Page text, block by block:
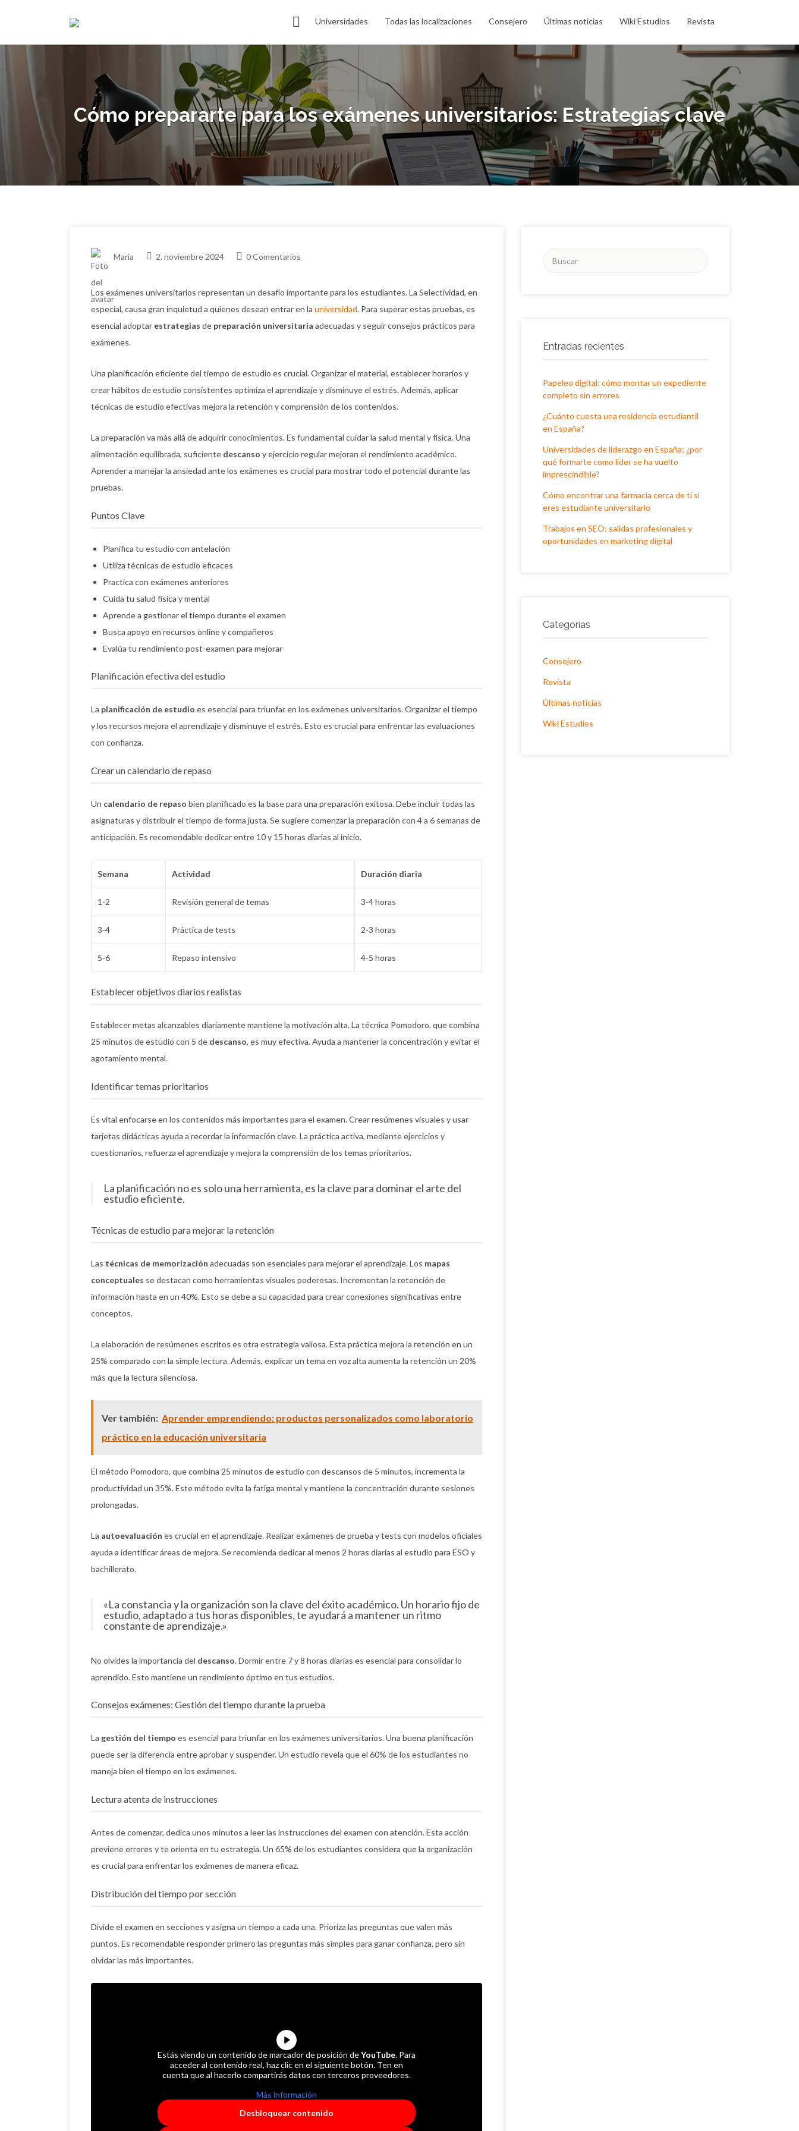
Universidades Todas las localizaciones Consejero Últimas noticias Wiki Estudios Revista
por:
Cómo prepararte para los exámenes universitarios: Estrategias clave
Maria 2. noviembre 2024 0 Comentarios
Los exámenes universitarios representan un desafío importante para los estudiantes. La Selectividad, en
especial, causa gran inquietud a quienes desean entrar en la universidad. Para superar estas pruebas, es
esencial adoptar estrategias de preparación universitaria adecuadas y seguir consejos prácticos para
exámenes.
Una planificación eficiente del tiempo de estudio es crucial. Organizar el material, establecer horarios y
crear hábitos de estudio consistentes optimiza el aprendizaje y disminuye el estrés. Además, aplicar
técnicas de estudio efectivas mejora la retención y comprensión de los contenidos.
La preparación va más allá de adquirir conocimientos. Es fundamental cuidar la salud mental y física. Una
alimentación equilibrada, suficiente descanso y ejercicio regular mejoran el rendimiento académico.
Aprender a manejar la ansiedad ante los exámenes es crucial para mostrar todo el potencial durante las
pruebas.
Puntos Clave
Planifica tu estudio con antelación
Utiliza técnicas de estudio eficaces
Practica con exámenes anteriores
Cuida tu salud física y mental
Aprende a gestionar el tiempo durante el examen
Busca apoyo en recursos online y compañeros
Evalúa tu rendimiento post-examen para mejorar
Planificación efectiva del estudio
La planificación de estudio es esencial para triunfar en los exámenes universitarios. Organizar el tiempo
y los recursos mejora el aprendizaje y disminuye el estrés. Esto es crucial para enfrentar las evaluaciones
con confianza.
Crear un calendario de repaso
Un calendario de repaso bien planificado es la base para una preparación exitosa. Debe incluir todas las
asignaturas y distribuir el tiempo de forma justa. Se sugiere comenzar la preparación con 4 a 6 semanas de
anticipación. Es recomendable dedicar entre 10 y 15 horas diarias al inicio.
Semana Actividad Duración diaria
1-2 Revisión general de temas 3-4 horas
3-4 Práctica de tests 2-3 horas
5-6 Repaso intensivo 4-5 horas
Establecer objetivos diarios realistas
Establecer metas alcanzables diariamente mantiene la motivación alta. La técnica Pomodoro, que combina
25 minutos de estudio con 5 de descanso, es muy efectiva. Ayuda a mantener la concentración y evitar el
agotamiento mental.
Identificar temas prioritarios
Es vital enfocarse en los contenidos más importantes para el examen. Crear resúmenes visuales y usar
tarjetas didácticas ayuda a recordar la información clave. La práctica activa, mediante ejercicios y
cuestionarios, refuerza el aprendizaje y mejora la comprensión de los temas prioritarios.
La planificación no es solo una herramienta, es la clave para dominar el arte del
estudio eficiente.
Técnicas de estudio para mejorar la retención
Las técnicas de memorización adecuadas son esenciales para mejorar el aprendizaje. Los mapas
conceptuales se destacan como herramientas visuales poderosas. Incrementan la retención de
información hasta en un 40%. Esto se debe a su capacidad para crear conexiones significativas entre
conceptos.
La elaboración de resúmenes escritos es otra estrategia valiosa. Esta práctica mejora la retención en un
25% comparado con la simple lectura. Además, explicar un tema en voz alta aumenta la retención un 20%
más que la lectura silenciosa.
Ver también: Aprender emprendiendo: productos personalizados como laboratorio
práctico en la educación universitaria
El método Pomodoro, que combina 25 minutos de estudio con descansos de 5 minutos, incrementa la
productividad un 35%. Este método evita la fatiga mental y mantiene la concentración durante sesiones
prolongadas.
La autoevaluación es crucial en el aprendizaje. Realizar exámenes de prueba y tests con modelos oficiales
ayuda a identificar áreas de mejora. Se recomienda dedicar al menos 2 horas diarias al estudio para ESO y
bachillerato.
«La constancia y la organización son la clave del éxito académico. Un horario fijo de
estudio, adaptado a tus horas disponibles, te ayudará a mantener un ritmo
constante de aprendizaje.»
No olvides la importancia del descanso. Dormir entre 7 y 8 horas diarias es esencial para consolidar lo
aprendido. Esto mantiene un rendimiento óptimo en tus estudios.
Consejos exámenes: Gestión del tiempo durante la prueba
La gestión del tiempo es esencial para triunfar en los exámenes universitarios. Una buena planificación
puede ser la diferencia entre aprobar y suspender. Un estudio revela que el 60% de los estudiantes no
maneja bien el tiempo en los exámenes.
Lectura atenta de instrucciones
Antes de comenzar, dedica unos minutos a leer las instrucciones del examen con atención. Esta acción
previene errores y te orienta en tu estrategia. Un 65% de los estudiantes considera que la organización
es crucial para enfrentar los exámenes de manera eficaz.
Distribución del tiempo por sección
Divide el examen en secciones y asigna un tiempo a cada una. Prioriza las preguntas que valen más
puntos. Es recomendable responder primero las preguntas más simples para ganar confianza, pero sin
olvidar las más importantes.
Estás viendo un contenido de marcador de posición deYouTube. Para
acceder al contenido real, haz clic en el siguiente botón. Ten en
cuenta que al hacerlo compartirás datos con terceros proveedores.
Más información
Desbloquear contenido
Buscar
Entradas recientes
Papeleo digital: cómo montar un expediente
completo sin errores
¿Cuánto cuesta una residencia estudiantil
en España?
Universidades de liderazgo en España: ¿por
qué formarte como líder se ha vuelto
imprescindible?
Cómo encontrar una farmacia cerca de ti si
eres estudiante universitario
Trabajos en SEO: salidas profesionales y
oportunidades en marketing digital
Categorías
Consejero
Revista
Últimas noticias
Wiki Estudios